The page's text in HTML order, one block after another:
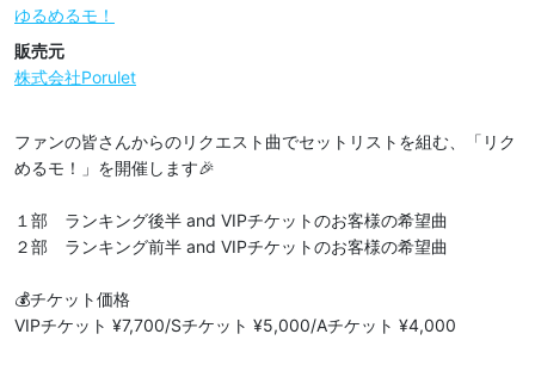
ゆるめるモ！
販売元
株式会社Porulet
ファンの皆さんからのリクエスト曲でセットリストを組む、「リク
めるモ！」を開催します🎉
１部　ランキング後半 and VIPチケットのお客様の希望曲
２部　ランキング前半 and VIPチケットのお客様の希望曲
💰チケット価格
VIPチケット ¥7,700/Sチケット ¥5,000/Aチケット ¥4,000